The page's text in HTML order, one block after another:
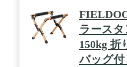
ラース
150kg 折
バッグ